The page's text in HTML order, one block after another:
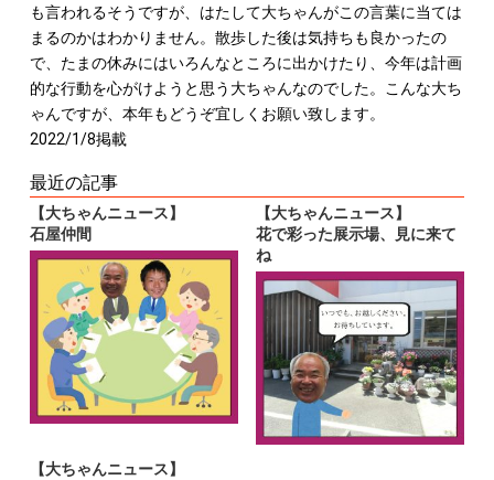
も言われるそうですが、はたして大ちゃんがこの言葉に当ては
まるのかはわかりません。散歩した後は気持ちも良かったの
で、たまの休みにはいろんなところに出かけたり、今年は計画
的な行動を心がけようと思う大ちゃんなのでした。こんな大ち
ゃんですが、本年もどうぞ宜しくお願い致します。
2022/1/8掲載
最近の記事
【大ちゃんニュース】
石屋仲間
【大ちゃんニュース】
花で彩った展示場、見に来て
ね
【大ちゃんニュース】